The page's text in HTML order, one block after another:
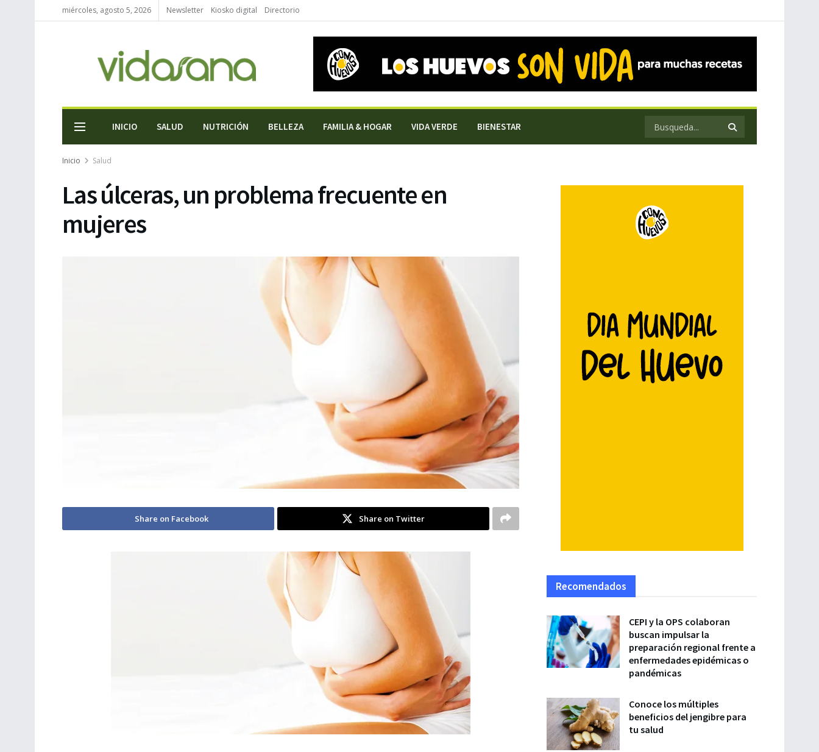
miércoles, agosto 5, 2026 Newsletter Kiosko digital Directorio
INICIO SALUD NUTRICIÓN BELLEZA FAMILIA & HOGAR VIDA VERDE BIENESTAR
Inicio Salud
Las úlceras, un problema frecuente en
mujeres
Share on Facebook Share on Twitter
Recomendados
CEPI y la OPS colaboran
buscan impulsar la
preparación regional frente a
enfermedades epidémicas o
pandémicas
Conoce los múltiples
beneficios del jengibre para
tu salud